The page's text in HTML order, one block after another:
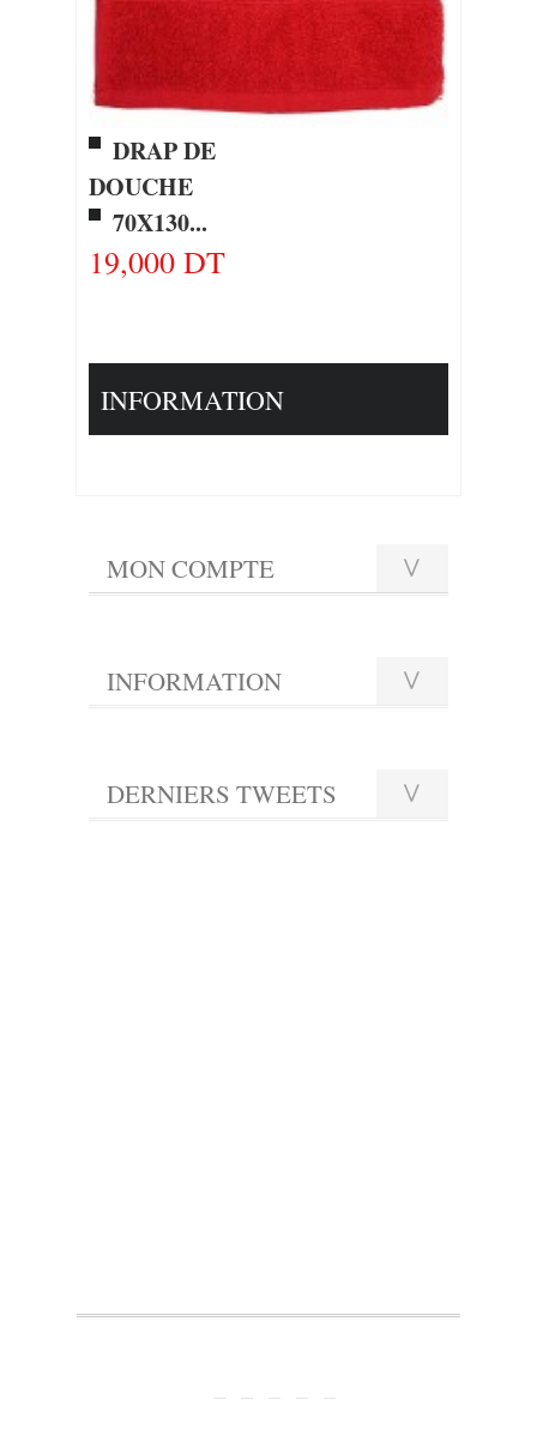
DRAP DE
DOUCHE
70X130...
19,000 DT
INFORMATION
MON COMPTE
INFORMATION
DERNIERS TWEETS